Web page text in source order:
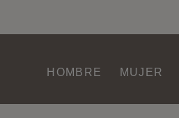
HOMBRE MUJER